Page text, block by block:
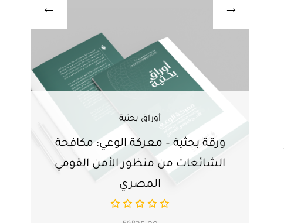
أوراق بحثية
ورقة بحثية – معركة الوعي: مكافحة
الشائعات من منظور الأمن القومي
المصري